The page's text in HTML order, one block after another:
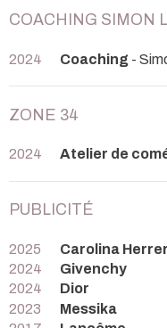
COACHING SIMON
2024 Coaching -
ZONE 34
2024 Atelier de
PUBLICITÉ
2025
Carolina
2024
Givenchy
2024
Dior
2023
Messika